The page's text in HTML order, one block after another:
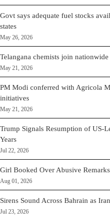
Govt says adequate fuel stocks
states
May 26, 2026
Telangana chemists join
May 21, 2026
PM Modi conferred with Agricola
initiatives
May 21, 2026
Trump Signals Resumption of US-
Years
Jul 22, 2026
Girl Booked Over Abusive
Aug 01, 2026
Sirens Sound Across Bahrain as
Jul 23, 2026